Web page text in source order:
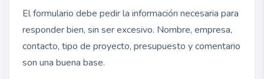
El formulario debe pedir la información necesaria para
responder bien, sin ser excesivo. Nombre, empresa,
contacto, tipo de proyecto, presupuesto y comentario
son una buena base.